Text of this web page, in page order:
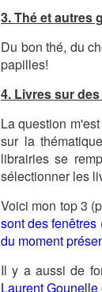
3. Thé et autres
Du bon thé, du
papilles!
4. Livres sur
La question
sur la
librairies se
sélectionner les
Voici mon top 3
sont des fenêtres
du moment
Il y a aussi de
Laurent Gounelle